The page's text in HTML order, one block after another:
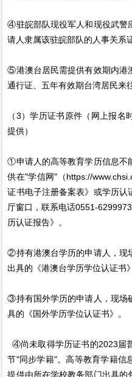
④驻皖部队现役军人和现役武警
请人隶属该驻皖部队的人事关系
⑤港澳台居民需提供有效期内港
通行证、五年有效期台湾居民来
（3）学历证书原件（网上报
提供）
①申请人的高等教育学历信息不
供在"学信网"（https://
证书电子注册备案表》或学历
厅窗口，联系电话0551-
历认证报告》。
②持有港澳台学历的申请人，现
出具的《港澳台学历学位认证书
③持有国外学历的申请人，现场
具的《国外学历学位认证书》。
④尚未取得学历证书的2023届
节"同步学籍"。高等教育学籍信
提供由所在学校教务部门出具